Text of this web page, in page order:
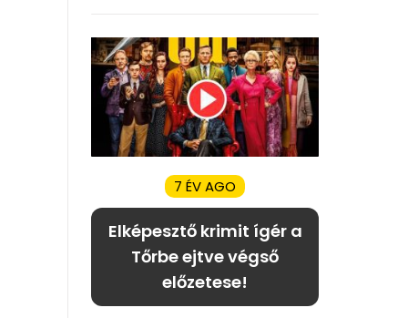
7 ÉV AGO
Elképesztő krimit ígér a
Tőrbe ejtve végső
előzetese!